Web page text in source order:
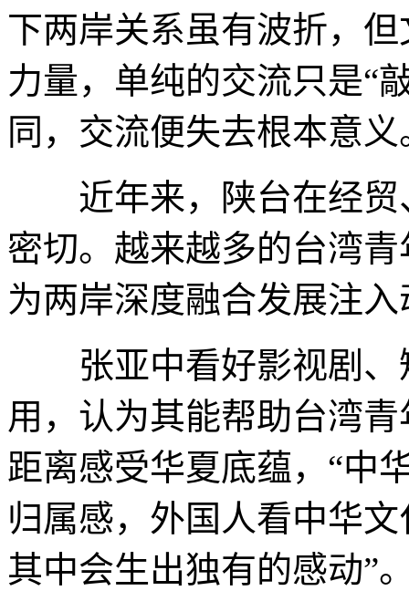
下两岸关系虽有波折，
力量，单纯的交流只是“
同，交流便失去根本意义
近年来，陕台在经贸
密切。越来越多的台湾
为两岸深度融合发展注
张亚中看好影视剧、
用，认为其能帮助台湾
距离感受华夏底蕴，“中
归属感，外国人看中华
其中会生出独有的感动”